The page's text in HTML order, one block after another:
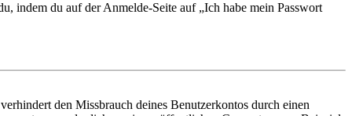
indem du auf der Anmelde-Seite auf „Ich habe mein Passwort
den Missbrauch deines Benutzerkontos durch einen